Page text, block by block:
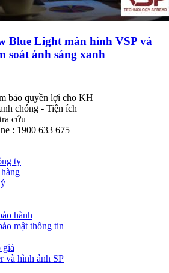
Blue Light màn hình VSP và
soát ánh sáng xanh
bảo quyền lợi cho KH
chóng - Tiện ích
cứu
: 1900 633 675
ty
hành
mật thông tin
giá
và hình ảnh SP